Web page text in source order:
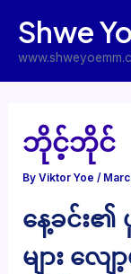
content
Shwe
ဘိုင့်ဘိုင်
ByViktor Yoe/
နေ့ခင်း၏
များ လျ